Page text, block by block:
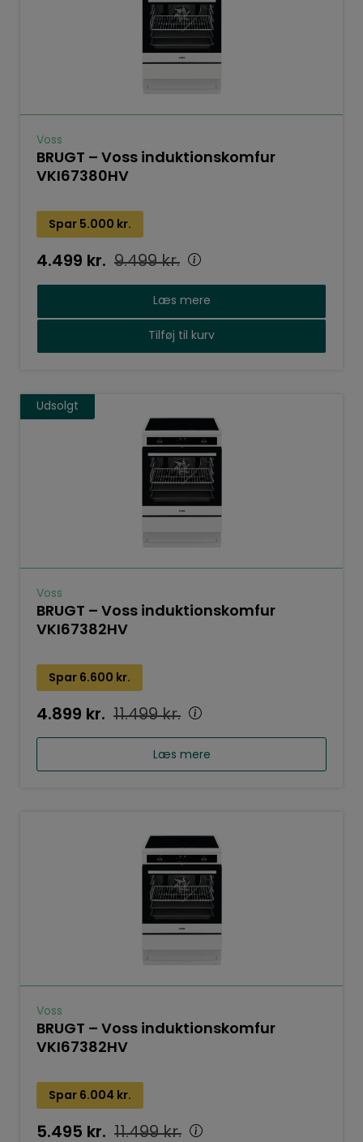
Voss
BRUGT – Voss induktionskomfur
VKI67380HV
Spar 5.000 kr.
9.499kr.
4.499 kr.
Læs mere
Tilføj til kurv
Udsolgt
Voss
BRUGT – Voss induktionskomfur
VKI67382HV
Spar 6.600 kr.
11.499kr.
4.899 kr.
Læs mere
Voss
BRUGT – Voss induktionskomfur
VKI67382HV
Spar 6.004 kr.
11.499kr.
5.495 kr.